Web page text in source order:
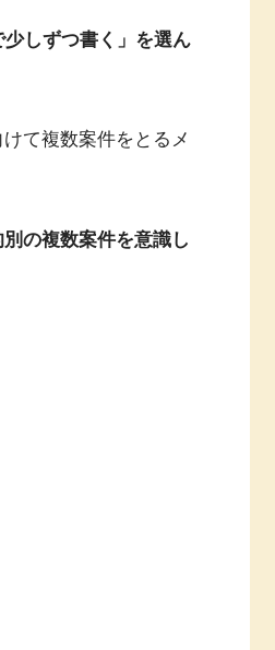
少しずつ書く」を選ん
て複数案件をとるメ
別の複数案件を意識し